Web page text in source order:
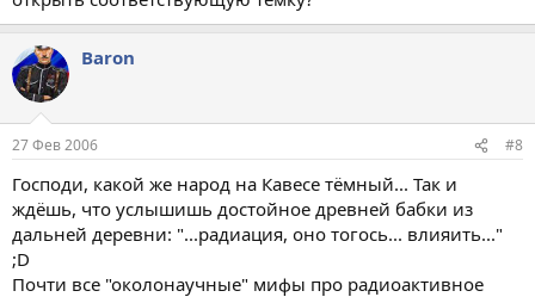
Baron
27 Фев 2006 #8
Господи, какой же народ на Кавесе тёмный... Так и
ждёшь, что услышишь достойное древней бабки из
дальней деревни: "...радиация, оно тогось... влияить..."
;D
Почти все "околонаучные" мифы про радиоактивное